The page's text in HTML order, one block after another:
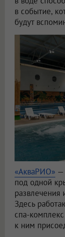
в событие,
будут
«АкваРИО» —
под одной
развлечения
Здесь
спа-
к ним